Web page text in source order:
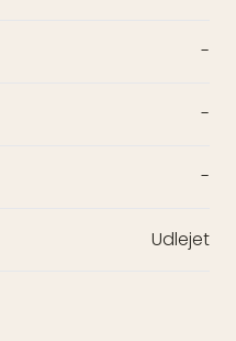
-
-
-
Udlejet